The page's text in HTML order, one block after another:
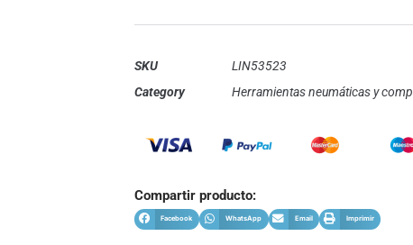
SKU
LIN53523
Category
Herramientas neumáticas y comp
Compartir producto:
Facebook WhatsApp Email Imprimir